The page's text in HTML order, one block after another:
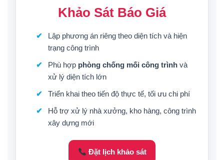
Khảo Sát Báo Giá
Lập phương án riêng theo diện tích và hiện
trạng công trình
Phù hợp phòng chống mối công trìnhvà
xử lý diện tích lớn
Triển khai theo tiến độ thực tế, tối ưu chi phí
Hỗ trợ xử lý nhà xưởng, kho hàng, công trình
xây dựng mới
Đặt lịch khảo sát